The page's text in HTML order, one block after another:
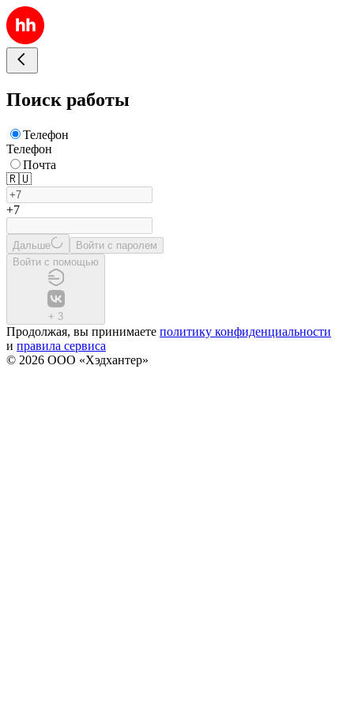
Поиск работы
Телефон
Телефон
Почта
🇷🇺
+7
Дальше
Войти с паролем
Войти с помощью
+ 3
Продолжая, вы принимаете политику конфиденциальности
и правила сервиса
© 2026 ООО «Хэдхантер»